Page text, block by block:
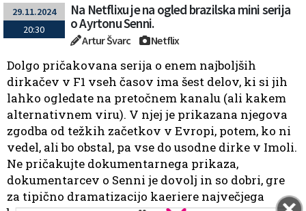
29.11.2024
20:30
Na Netflixu je na ogled brazilska mini serija
o Ayrtonu Senni.
Artur Švarc Netflix
Dolgo pričakovana serija o enem najboljših
dirkačev v F1 vseh časov ima šest delov, ki si jih
lahko ogledate na pretočnem kanalu (ali kakem
alternativnem viru). V njej je prikazana njegova
zgodba od težkih začetkov v Evropi, potem, ko ni
vedel, ali bo obstal, pa vse do usodne dirke v Imoli.
Ne pričakujte dokumentarnega prikaza,
dokumentarcev o Senni je dovolj in so dobri, gre
za tipično dramatizacijo kaeriere največjega